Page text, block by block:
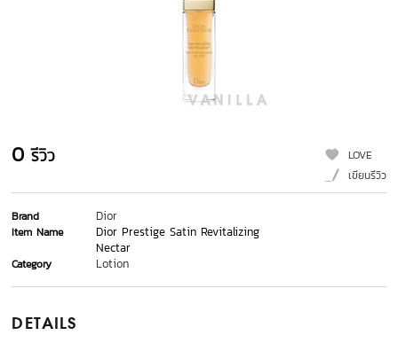
0 รีวิว
LOVE
เขียนรีวิว
Brand Dior
Item Name
Dior Prestige Satin Revitalizing
Nectar
Category Lotion
DETAILS